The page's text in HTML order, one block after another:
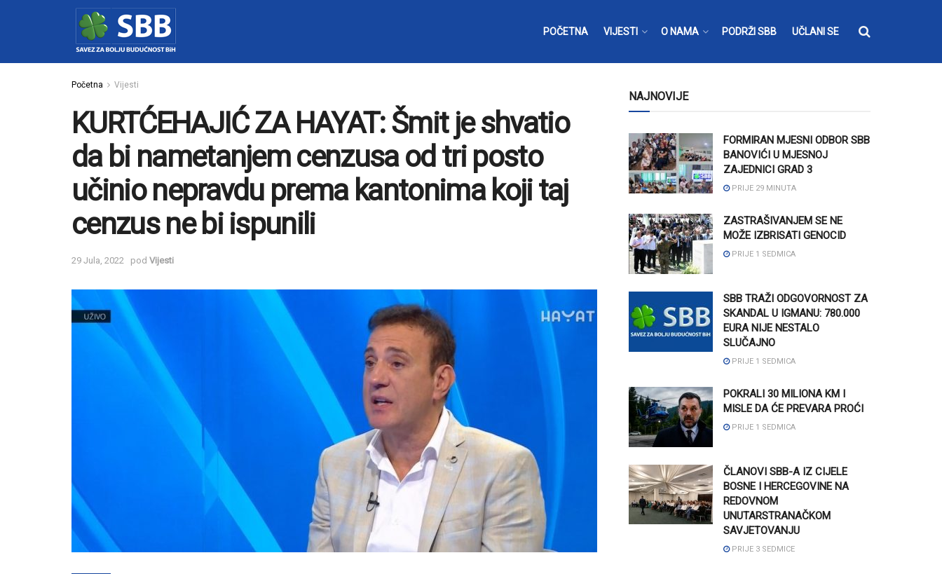
POČETNA VIJESTI O NAMA PODRŽI SBB UČLANI SE
Početna Vijesti
KURTĆEHAJIĆ ZA HAYAT: Šmit je shvatio
da bi nametanjem cenzusa od tri posto
učinio nepravdu prema kantonima koji taj
cenzus ne bi ispunili
29 Jula, 2022 pod Vijesti
NAJNOVIJE
FORMIRAN MJESNI ODBOR SBB
BANOVIĆI U MJESNOJ
ZAJEDNICI GRAD 3
PRIJE 29 MINUTA
ZASTRAŠIVANJEM SE NE
MOŽE IZBRISATI GENOCID
PRIJE 1 SEDMICA
SBB TRAŽI ODGOVORNOST ZA
SKANDAL U IGMANU: 780.000
EURA NIJE NESTALO
SLUČAJNO
PRIJE 1 SEDMICA
POKRALI 30 MILIONA KM I
MISLE DA ĆE PREVARA PROĆI
PRIJE 1 SEDMICA
ČLANOVI SBB-A IZ CIJELE
BOSNE I HERCEGOVINE NA
REDOVNOM
UNUTARSTRANAČKOM
SAVJETOVANJU
PRIJE 3 SEDMICE